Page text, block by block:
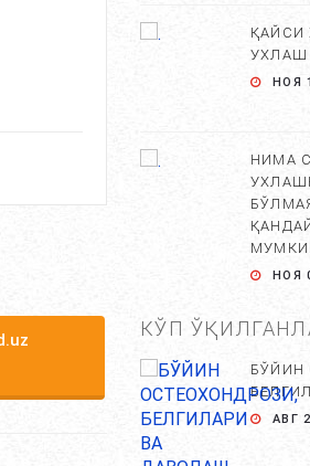
ҚАЙСИ
УХЛАШ
НОЯ
НИМА
НОЯ
СЕН
КЎП
БЎЙИН
АВГ